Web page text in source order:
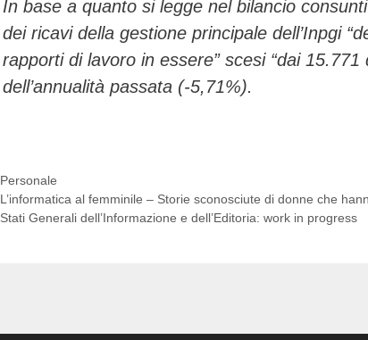
In base a quanto si legge nel bilancio
dei ricavi della gestione principale dell’Inpgi
rapporti di lavoro in essere” scesi “dai 15.771
dell’annualità passata (-5,71%).
Categorie
Personale
L’informatica al femminile – Storie sconosciute di donne che
Stati Generali dell’Informazione e dell’Editoria: work in progress